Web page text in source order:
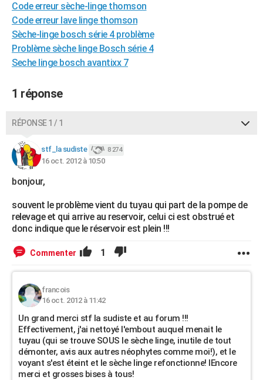
BONS PLANS
CARTE DE VOEUX
Carte de Noël
Carte Bonne année
Carte Saint-Valentin
Carte Pâques
Carte d'anniversaire
DICTIONNAIRE
FORUM
Bricolage
Lifestyle
Culture
Sport
Auto
Television
Voyage
Cinema
Code erreur sèche-linge thomson
Code erreur lave linge thomson
Sèche-linge bosch série 4 problème
Problème sèche linge Bosch série 4
Seche linge bosch avantixx 7
1 réponse
RÉPONSE 1 / 1
stf_la sudiste 8 274
16 oct. 2012 à 10:50
bonjour,
souvent le problème vient du tuyau qui part de la pompe de
relevage et qui arrive au reservoir, celui ci est obstrué et
donc indique que le réservoir est plein !!!
Commenter 1
francois
16 oct. 2012 à 11:42
Un grand merci stf la sudiste et au forum !!!
Effectivement, j'ai nettoyé l'embout auquel menait le
tuyau (qui se trouve SOUS le sèche linge, inutile de tout
démonter, avis aux autres néophytes comme moi!), et le
voyant s'est éteint et le sèche linge refonctionne! IEncore
merci et grosses bises à tous!